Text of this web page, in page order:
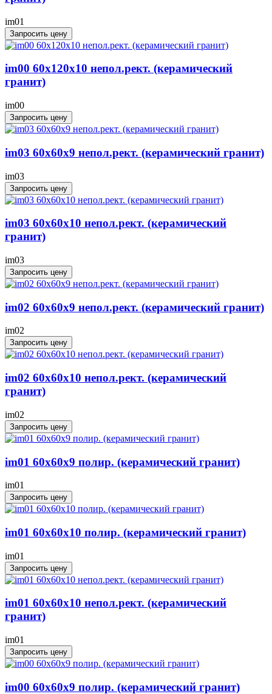
im01
Запросить цену
im00 60x120x10 непол.рект. (керамический
гранит)
im00
Запросить цену
im03 60x60x9 непол.рект. (керамический гранит)
im03
Запросить цену
im03 60x60x10 непол.рект. (керамический
гранит)
im03
Запросить цену
im02 60x60x9 непол.рект. (керамический гранит)
im02
Запросить цену
im02 60x60x10 непол.рект. (керамический
гранит)
im02
Запросить цену
im01 60x60x9 полир. (керамический гранит)
im01
Запросить цену
im01 60x60x10 полир. (керамический гранит)
im01
Запросить цену
im01 60x60x10 непол.рект. (керамический
гранит)
im01
Запросить цену
im00 60x60x9 полир. (керамический гранит)